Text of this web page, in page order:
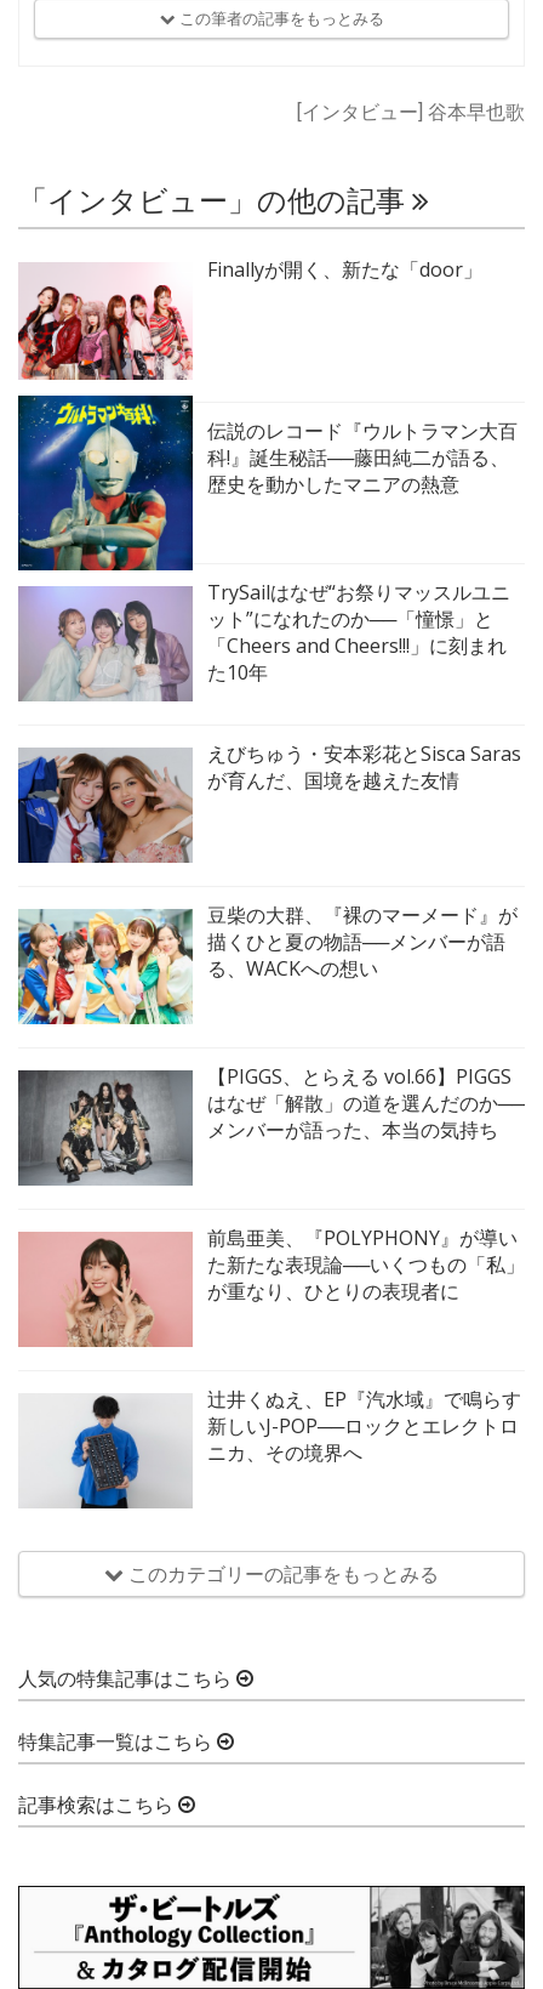
この筆者の記事をもっとみる
[インタビュー] 谷本早也歌
「インタビュー」の他の記事
Finallyが開く、新たな「door」
伝説のレコード『ウルトラマン大百
科!』誕生秘話──藤田純二が語る、
歴史を動かしたマニアの熱意
TrySailはなぜ“お祭りマッスルユニ
ット”になれたのか──「憧憬」と
「Cheers and Cheers!!!」に刻まれ
た10年
えびちゅう・安本彩花とSisca Saras
が育んだ、国境を越えた友情
豆柴の大群、『裸のマーメード』が
描くひと夏の物語──メンバーが語
る、WACKへの想い
【PIGGS、とらえる vol.66】PIGGS
はなぜ「解散」の道を選んだのか──
メンバーが語った、本当の気持ち
前島亜美、『POLYPHONY』が導い
た新たな表現論──いくつもの「私」
が重なり、ひとりの表現者に
辻井くぬえ、EP『汽水域』で鳴らす
新しいJ-POP──ロックとエレクトロ
ニカ、その境界へ
このカテゴリーの記事をもっとみる
人気の特集記事はこちら
特集記事一覧はこちら
記事検索はこちら